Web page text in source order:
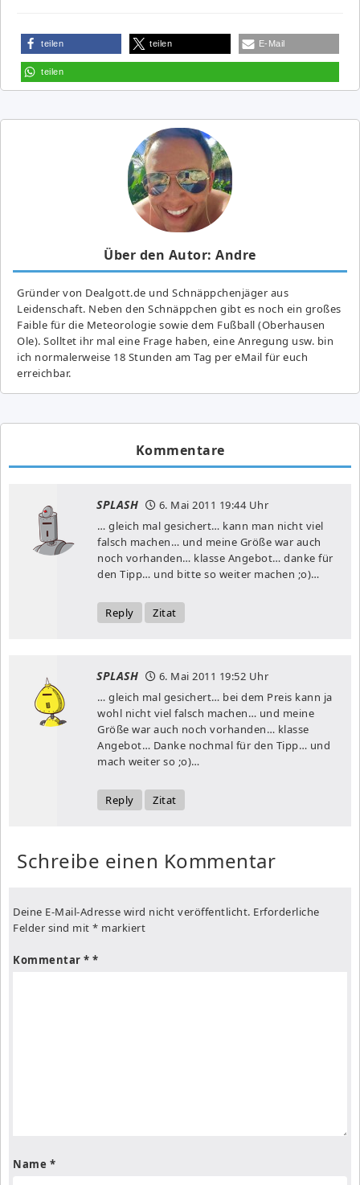
teilen teilen E-Mail
teilen
Über den Autor: Andre
Gründer von Dealgott.de und Schnäppchenjäger aus
Leidenschaft. Neben den Schnäppchen gibt es noch ein großes
Fai­ble für die Meteorologie sowie dem Fußball (Oberhausen
Ole). Solltet ihr mal eine Frage haben, eine Anregung usw. bin
ich normalerweise 18 Stunden am Tag per eMail für euch
erreichbar.
Kommentare
SPLASH 6. Mai 2011 19:44 Uhr
… gleich mal gesichert… kann man nicht viel
falsch machen… und meine Größe war auch
noch vorhanden… klasse Angebot… danke für
den Tipp… und bitte so weiter machen ;o)…
Reply Zitat
SPLASH 6. Mai 2011 19:52 Uhr
… gleich mal gesichert… bei dem Preis kann ja
wohl nicht viel falsch machen… und meine
Größe war auch noch vorhanden… klasse
Angebot… Danke nochmal für den Tipp… und
mach weiter so ;o)…
Reply Zitat
Schreibe einen Kommentar
Deine E-Mail-Adresse wird nicht veröffentlicht. Erforderliche
Felder sind mit * markiert
Kommentar *
Name *